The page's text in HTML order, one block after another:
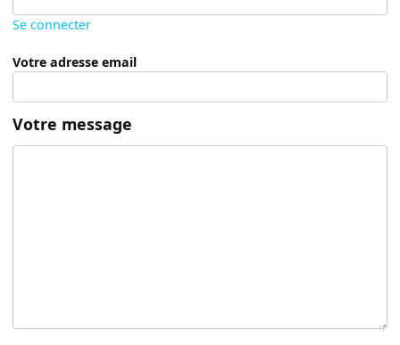
Se connecter
Votre adresse email
Votre message